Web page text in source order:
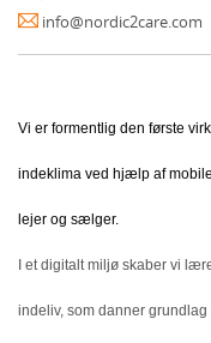
info@nordic2care.com
Vi er formentlig den første
indeklima ved hjælp af
lejer og sælger.
I et digitalt miljø skaber vi
indeliv, som danner